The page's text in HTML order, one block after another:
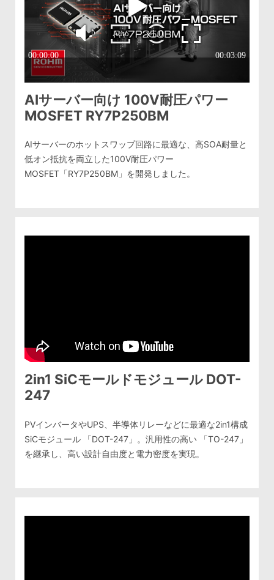
AIサーバー向け 100V耐圧パワー
MOSFET RY7P250BM
AIサーバーのホットスワップ回路に最適な、高SOA耐量と
低オン抵抗を両立した100V耐圧パワー
MOSFET「RY7P250BM」を開発しました。
2in1 SiCモールドモジュール DOT-
247
PVインバータやUPS、半導体リレーなどに最適な2in1構成
SiCモジュール 「DOT-247」。汎用性の高い 「TO-247」
を継承し、高い設計自由度と電力密度を実現。